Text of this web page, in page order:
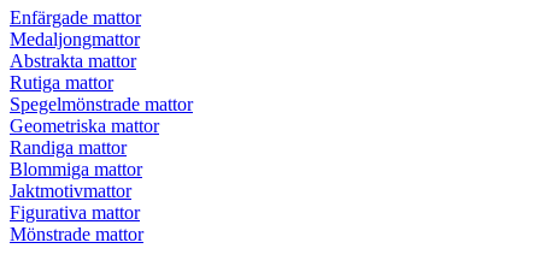
Enfärgade mattor
Medaljongmattor
Abstrakta mattor
Rutiga mattor
Spegelmönstrade mattor
Geometriska mattor
Randiga mattor
Blommiga mattor
Jaktmotivmattor
Figurativa mattor
Mönstrade mattor